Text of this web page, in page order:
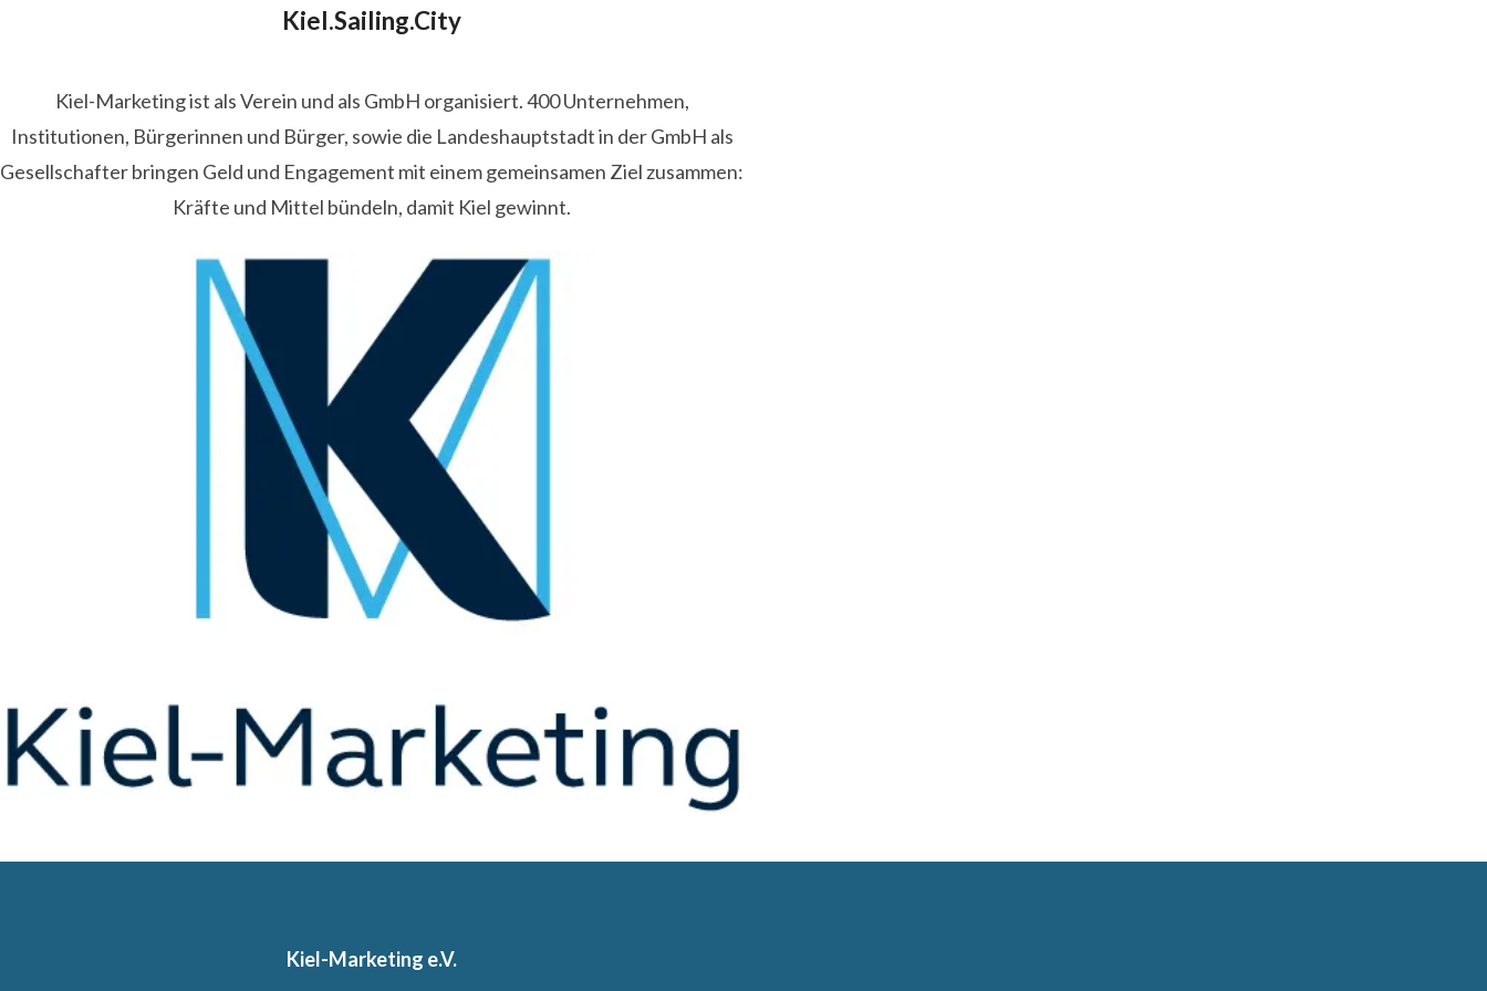
Kiel.Sailing.City
Kiel-Marketing ist als Verein und als GmbH organisiert. 400 Unternehmen,
Institutionen, Bürgerinnen und Bürger, sowie die Landeshauptstadt in der GmbH als
Gesellschafter bringen Geld und Engagement mit einem gemeinsamen Ziel zusammen:
Kräfte und Mittel bündeln, damit Kiel gewinnt.
Kiel-Marketing e.V.